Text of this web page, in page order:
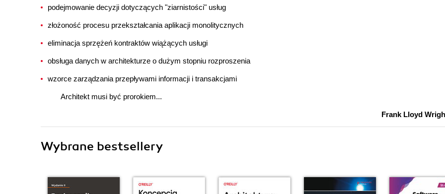
podejmowanie decyzji dotyczących "ziarnistości" usług
złożoność procesu przekształcania aplikacji monolitycznych
eliminacja sprzężeń kontraktów wiążących usługi
obsługa danych w architekturze o dużym stopniu rozproszenia
wzorce zarządzania przepływami informacji i transakcjami
Architekt musi być prorokiem...
Frank Lloyd
Wybrane bestsellery